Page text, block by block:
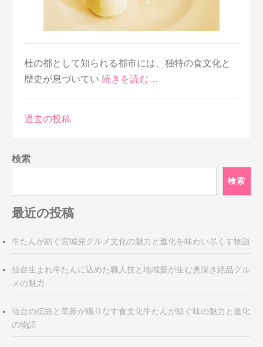
杜の都として知られる都市には、独特の食文化と
歴史が息づいてい 続きを読む…
投
ビ
シ
ョ
過去の投稿
検索
検索
最近の投稿
牛たんが紡ぐ宮城発グルメ文化の魅力と進化を味わい尽くす物語
仙台生まれ牛たんに込めた職人技と地域愛が生む奥深き絶品グル
メの魅力
仙台の伝統と革新が織りなす食文化牛たんが紡ぐ味の魅力と進化
の物語